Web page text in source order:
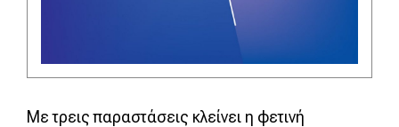
Με τρεις παραστάσεις κλείνει η φετινή